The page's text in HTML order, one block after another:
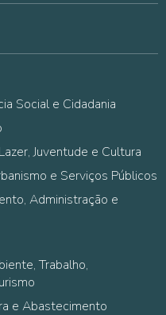
Social e Cidadania
Juventude e Cultura
e Serviços Públicos
Administração e
Trabalho,
e Abastecimento